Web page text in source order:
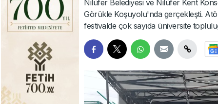
Nilüfer Belediyesi ve Nilüfer Kent
Görükle Koşuyolu'nda gerçekleşti.
festivalde çok sayıda üniversite